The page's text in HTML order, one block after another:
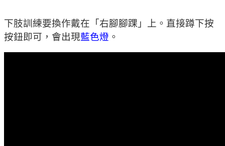
下肢訓練要換作戴在「右腳腳踝」上。直接蹲下按
按鈕即可，會出現藍色燈 。